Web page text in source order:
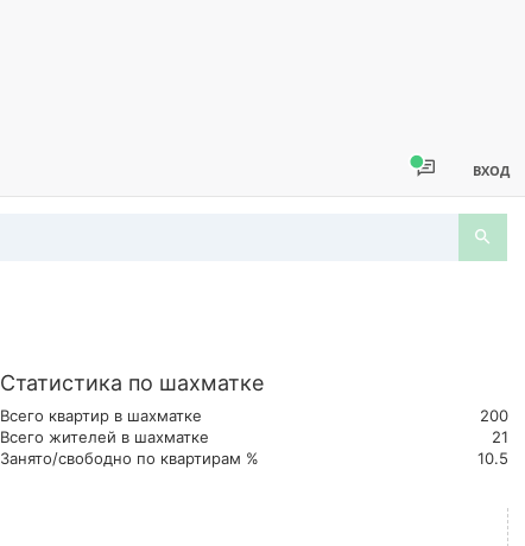
ВХОД
Статистика по шахматке
200
Всего квартир в шахматке
21
Всего жителей в шахматке
10.5
Занято/свободно по квартирам %